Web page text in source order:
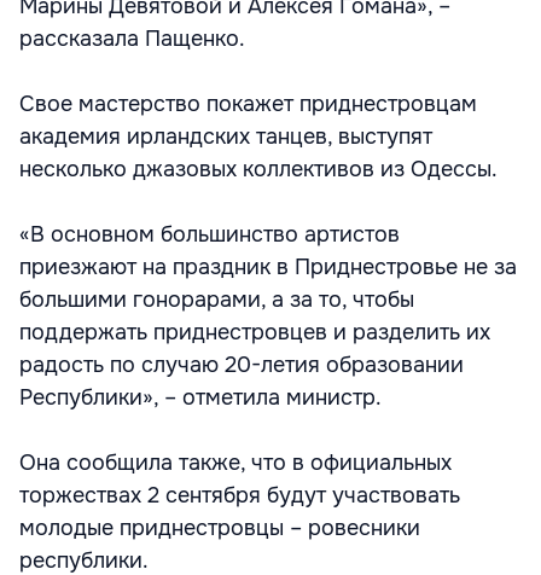
Марины Девятовой и Алексея Гомана», –
рассказала Пащенко.
Свое мастерство покажет приднестровцам
академия ирландских танцев, выступят
несколько джазовых коллективов из Одессы.
«В основном большинство артистов
приезжают на праздник в Приднестровье не за
большими гонорарами, а за то, чтобы
поддержать приднестровцев и разделить их
радость по случаю 20-летия образовании
Республики», – отметила министр.
Она сообщила также, что в официальных
торжествах 2 сентября будут участвовать
молодые приднестровцы – ровесники
республики.